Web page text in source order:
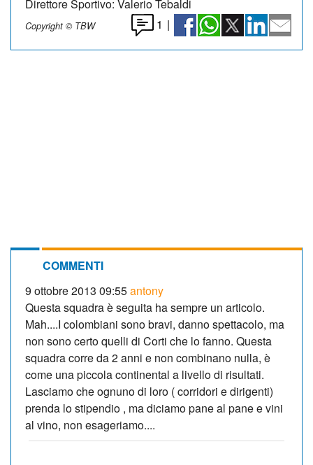
Direttore Sportivo: Valerio Tebaldi
Copyright © TBW 1 |
COMMENTI
9 ottobre 2013 09:55antony
Questa squadra è seguita ha sempre un articolo.
Mah....I colombiani sono bravi, danno spettacolo, ma
non sono certo quelli di Corti che lo fanno. Questa
squadra corre da 2 anni e non combinano nulla, è
come una piccola continental a livello di risultati.
Lasciamo che ognuno di loro ( corridori e dirigenti)
prenda lo stipendio , ma diciamo pane al pane e vini
al vino, non esageriamo....